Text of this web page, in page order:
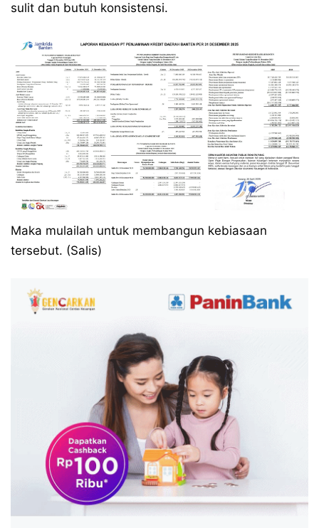
sulit dan butuh konsistensi.
Maka mulailah untuk membangun kebiasaan
tersebut. (Salis)